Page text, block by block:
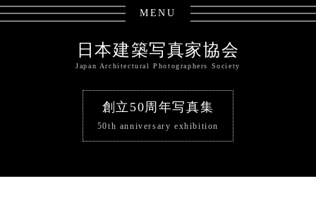
MENU
日本建築写真家協会
Japan Architectural Photographers Society
創立50周年写真集
50th anniversary exhibition